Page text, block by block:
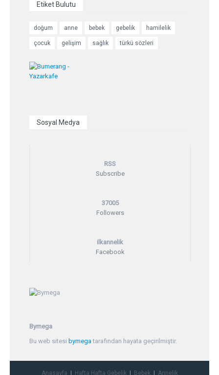
Etiket Bulutu
doğum anne bebek gebelik hamilelik
çocuk gelişim sağlık türkü sözleri
Sosyal Medya
RSS
Subscribe
37005
Followers
ilkannelik
Facebook
Bymega
Bu web sitesi bymega tarafından hayata geçirilmiştir.
Anasayfa Hafta Hafta Gebelik Bebek Annelik